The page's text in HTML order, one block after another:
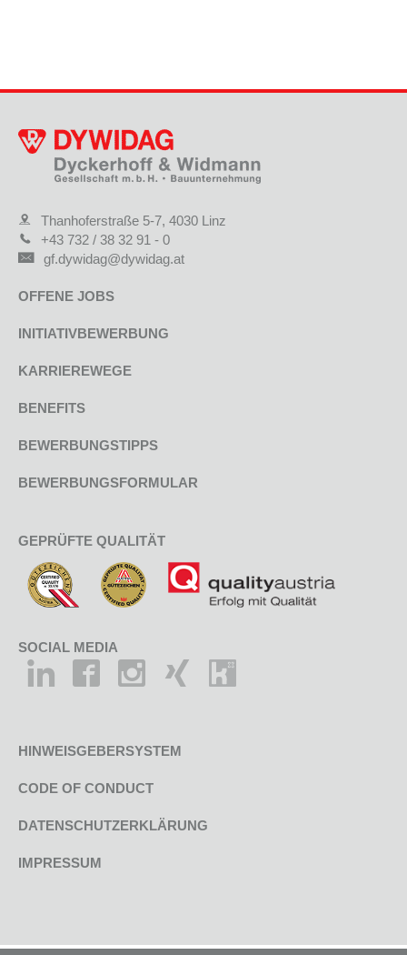
Thanhoferstraße 5-7, 4030 Linz
+43 732 / 38 32 91 - 0
gf.dywidag@dywidag.at
OFFENE JOBS
INITIATIVBEWERBUNG
KARRIEREWEGE
BENEFITS
BEWERBUNGSTIPPS
BEWERBUNGSFORMULAR
GEPRÜFTE QUALITÄT
SOCIAL MEDIA
HINWEISGEBERSYSTEM
CODE OF CONDUCT
DATENSCHUTZERKLÄRUNG
IMPRESSUM